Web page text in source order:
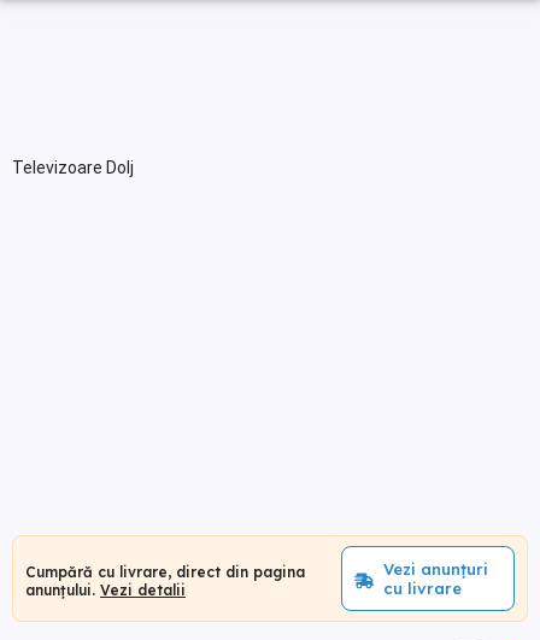
Televizoare Dolj
Cumpără cu livrare, direct din pagina
anunțului. Vezi detalii
Vezi anunțuri
cu livrare